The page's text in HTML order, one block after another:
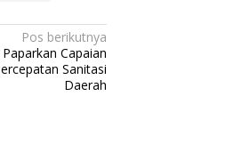
Pos berikutnya
Capaian
Sanitasi
Daerah